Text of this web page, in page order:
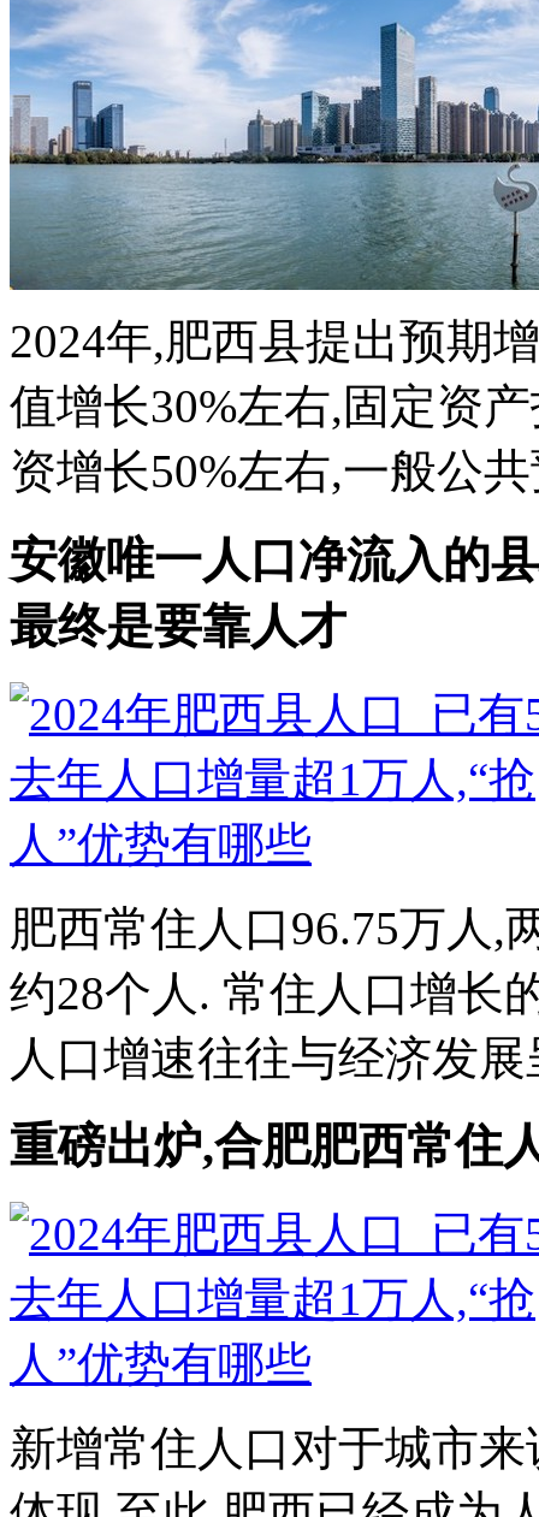
2024年,肥西县提出预期
值增长30%左右,固定资
资增长50%左右,一般公
安徽唯一人口净流入的
最终是要靠人才
肥西常住人口96.75万人,
约28个人. 常住人口增长
人口增速往往与经济发
重磅出炉,合肥肥西常住
新增常住人口对于城市